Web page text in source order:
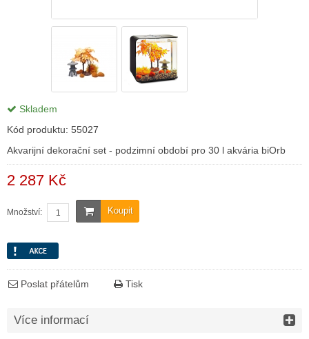
Skladem
Kód produktu: 55027
Akvarijní dekorační set - podzimní období pro 30 l akvária biOrb
2 287 Kč
Koupit
Množství:
Poslat přátelům Tisk
Více informací